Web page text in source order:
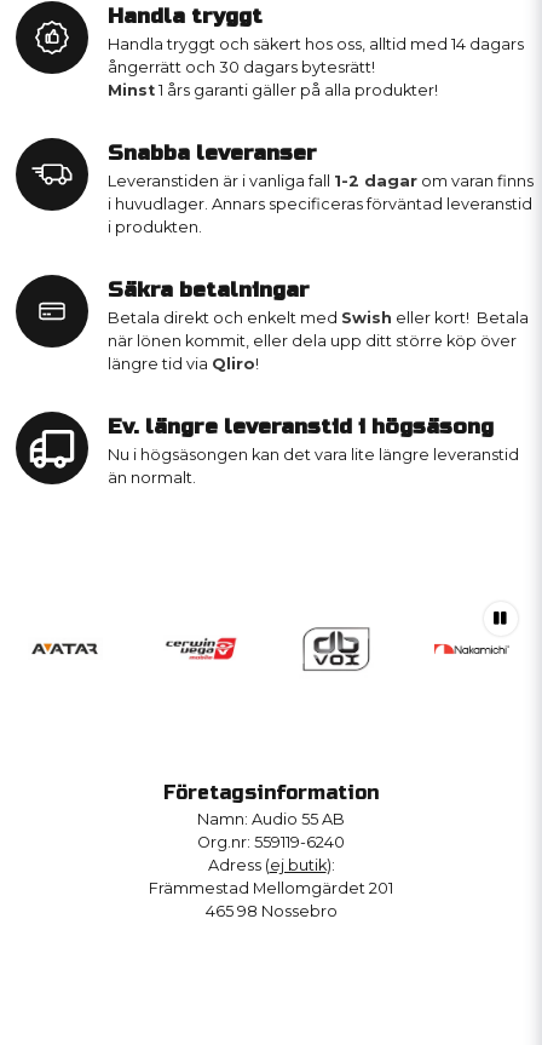
Handla tryggt
Handla tryggt och säkert hos oss, alltid med 14 dagars
ångerrätt och 30 dagars bytesrätt!
Minst 1 års garanti gäller på alla produkter!
Snabba leveranser
Leveranstiden är i vanliga fall 1-2 dagar om varan finns
i huvudlager. Annars specificeras förväntad leveranstid
i produkten.
Säkra betalningar
Betala direkt och enkelt med Swish eller kort! Betala
när lönen kommit, eller dela upp ditt större köp över
längre tid via Qliro!
Ev. längre leveranstid i högsäsong
Nu i högsäsongen kan det vara lite längre leveranstid
än normalt.
Företagsinformation
Namn: Audio 55 AB
Org.nr: 559119-6240
Adress (ej butik):
Främmestad Mellomgärdet 201
465 98 Nossebro